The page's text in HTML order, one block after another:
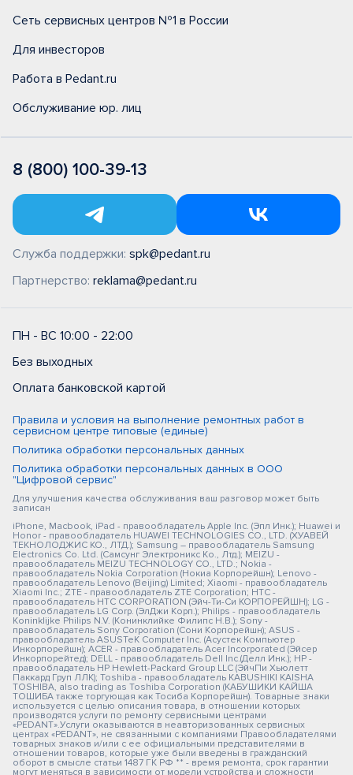
Сеть сервисных центров №1 в России
Для инвесторов
Работа в Pedant.ru
Обслуживание юр. лиц
8 (800) 100-39-13
Служба поддержки: spk@pedant.ru
Партнерство: reklama@pedant.ru
ПН - ВС 10:00 - 22:00
Без выходных
Оплата банковской картой
Правила и условия на выполнение ремонтных работ в
сервисном центре типовые (единые)
Политика обработки персональных данных
Политика обработки персональных данных в ООО
"Цифровой сервис"
Для улучшения качества обслуживания ваш разговор может быть
записан
iPhone, Macbook, iPad - правообладатель Apple Inc. (Эпл Инк.); Huawei и
Honor - правообладатель HUAWEI TECHNOLOGIES CO., LTD. (ХУАВЕЙ
ТЕКНОЛОДЖИС КО., ЛТД.); Samsung – правообладатель Samsung
Electronics Co. Ltd. (Самсунг Электроникс Ко., Лтд.); MEIZU -
правообладатель MEIZU TECHNOLOGY CO., LTD.; Nokia -
правообладатель Nokia Corporation (Нокиа Корпорейшн); Lenovo -
правообладатель Lenovo (Beijing) Limited; Xiaomi - правообладатель
Xiaomi Inc.; ZTE - правообладатель ZTE Corporation; HTC -
правообладатель HTC CORPORATION (Эйч-Ти-Си КОРПОРЕЙШН); LG -
правообладатель LG Corp. (ЭлДжи Корп.); Philips - правообладатель
Koninklijke Philips N.V. (Конинклийке Филипс Н.В.); Sony -
правообладатель Sony Corporation (Сони Корпорейшн); ASUS -
правообладатель ASUSTeK Computer Inc. (Асустек Компьютер
Инкорпорейшн); ACER - правообладатель Acer Incorporated (Эйсер
Инкорпорейтед); DELL - правообладатель Dell Inc.(Делл Инк.); HP -
правообладатель HP Hewlett-Packard Group LLC (ЭйчПи Хьюлетт
Паккард Груп ЛЛК); Toshiba - правообладатель KABUSHIKI KAISHA
TOSHIBA, also trading as Toshiba Corporation (КАБУШИКИ КАЙША
ТОШИБА также торгующая как Тосиба Корпорейшн). Товарные знаки
используется с целью описания товара, в отношении которых
производятся услуги по ремонту сервисными центрами
«PEDANT».Услуги оказываются в неавторизованных сервисных
центрах «PEDANT», не связанными с компаниями Правообладателями
товарных знаков и/или с ее официальными представителями в
отношении товаров, которые уже были введены в гражданский
оборот в смысле статьи 1487 ГК РФ ** - время ремонта, срок гарантии
могут меняться в зависимости от модели устройства и сложности